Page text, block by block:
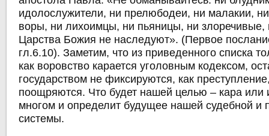
идолослужители, ни прелюбодеи, ни малакии,
воры, ни лихоимцы, ни пьяницы, ни
Царства Божия не наследуют». (Первое
гл.6.10). Заметим, что из приведенного списка
как воровство карается уголовным кодексом,
государством не фиксируются, как
поощряются. Что будет нашей целью – кара или
многом и определит будущее нашей судебной и
системы.